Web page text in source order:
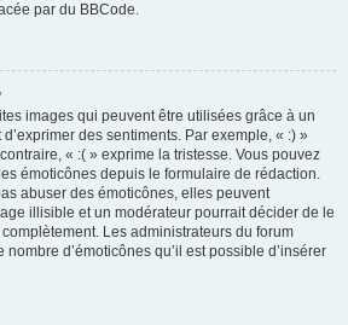
par du BBCode.
images qui peuvent être utilisées grâce à un
des sentiments. Par exemple, « :) »
« :( » exprime la tristesse. Vous pouvez
émoticônes depuis le formulaire de rédaction.
abuser des émoticônes, elles peuvent
illisible et un modérateur pourrait décider de le
Les administrateurs du forum
d’émoticônes qu’il est possible d’insérer